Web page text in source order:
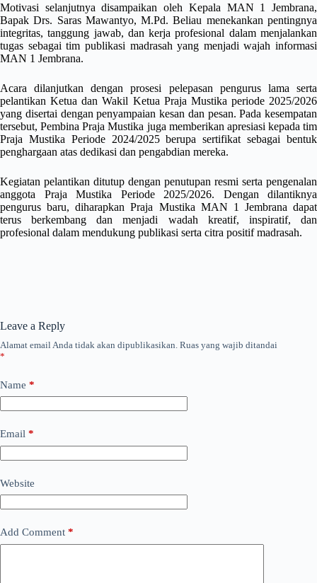
Motivasi selanjutnya disampaikan oleh Kepala MAN 1 Jembrana,
Bapak Drs. Saras Mawantyo, M.Pd. Beliau menekankan pentingnya
integritas, tanggung jawab, dan kerja profesional dalam menjalankan
tugas sebagai tim publikasi madrasah yang menjadi wajah informasi
MAN 1 Jembrana.
Acara dilanjutkan dengan prosesi pelepasan pengurus lama serta
pelantikan Ketua dan Wakil Ketua Praja Mustika periode 2025/2026
yang disertai dengan penyampaian kesan dan pesan. Pada kesempatan
tersebut, Pembina Praja Mustika juga memberikan apresiasi kepada tim
Praja Mustika Periode 2024/2025 berupa sertifikat sebagai bentuk
penghargaan atas dedikasi dan pengabdian mereka.
Kegiatan pelantikan ditutup dengan penutupan resmi serta pengenalan
anggota Praja Mustika Periode 2025/2026. Dengan dilantiknya
pengurus baru, diharapkan Praja Mustika MAN 1 Jembrana dapat
terus berkembang dan menjadi wadah kreatif, inspiratif, dan
profesional dalam mendukung publikasi serta citra positif madrasah.
Leave a Reply
Alamat email Anda tidak akan dipublikasikan. Ruas yang wajib ditandai
*
Name *
Email *
Website
Add Comment *